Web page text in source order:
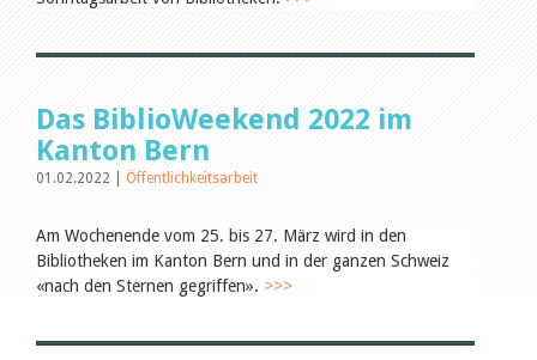
Tags
Autoren
Ursula Strahm
Sandra Dettwyler
Sibylle Birrer
Céline Graf
Das BiblioWeekend 2022 im
Kanton Bern
01.02.2022 | Öffentlichkeitsarbeit
Am Wochenende vom 25. bis 27. März wird in den
Bibliotheken im Kanton Bern und in der ganzen Schweiz
«nach den Sternen gegriffen». >>>